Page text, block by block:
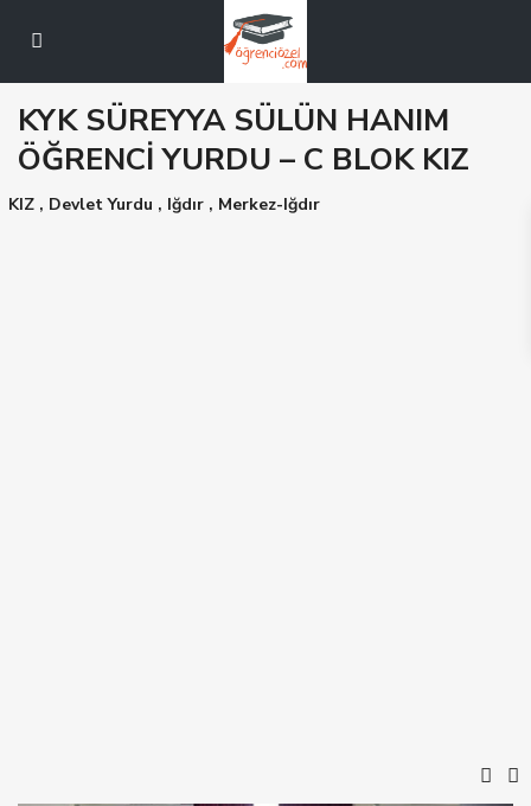
KYK SÜREYYA SÜLÜN HANIM
ÖĞRENCİ YURDU – C BLOK KIZ
KIZ , Devlet Yurdu , Iğdır , Merkez-Iğdır